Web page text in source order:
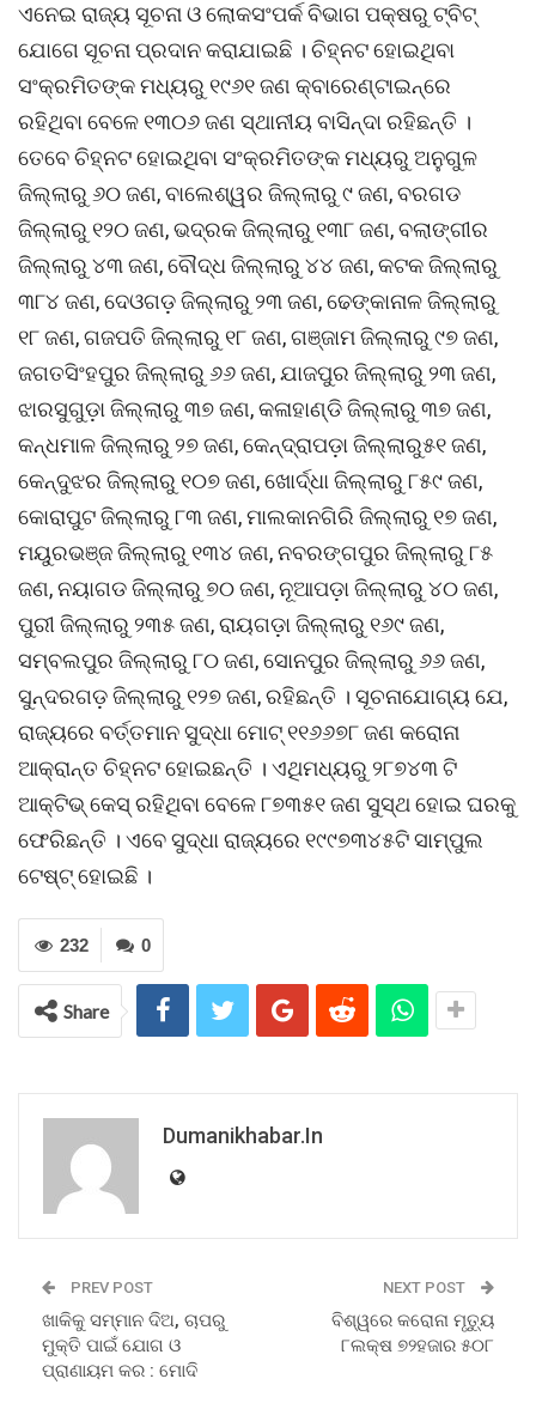
ଏନେଇ ରାଜ୍ୟ ସୂଚନା ଓ ଲୋକସଂପର୍କ ବିଭାଗ ପକ୍ଷରୁ ଟ୍ବିଟ୍
ଯୋଗେ ସୂଚନା ପ୍ରଦାନ କରାଯାଇଛି । ଚିହ୍ନଟ ହୋଇଥିବା
ସଂକ୍ରମିତଙ୍କ ମଧ୍ୟରୁ ୧୯୬୧ ଜଣ କ୍ବାରେଣ୍ଟାଇନ୍‌ରେ
ରହିଥିବା ବେଳେ ୧୩୦୬ ଜଣ ସ୍ଥାନୀୟ ବାସିନ୍ଦା ରହିଛନ୍ତି ।
ତେବେ ଚିହ୍ନଟ ହୋଇଥିବା ସଂକ୍ରମିତଙ୍କ ମଧ୍ୟରୁ ଅନୁଗୁଳ
ଜିଲ୍ଲାରୁ ୬୦ ଜଣ, ବାଲେଶ୍ୱର ଜିଲ୍ଲାରୁ ୯ ଜଣ, ବରଗଡ
ଜିଲ୍ଲାରୁ ୧୨୦ ଜଣ, ଭଦ୍ରକ ଜିଲ୍ଲାରୁ ୧୩୮ ଜଣ, ବଲାଙ୍ଗୀର
ଜିଲ୍ଲାରୁ ୪୩ ଜଣ, ବୌଦ୍ଧ ଜିଲ୍ଲାରୁ ୪୪ ଜଣ, କଟକ ଜିଲ୍ଲାରୁ
୩୮୪ ଜଣ, ଦେଓଗଡ଼ ଜିଲ୍ଲାରୁ ୨୩ ଜଣ, ଢେଙ୍କାନାଳ ଜିଲ୍ଲାରୁ
୧୮ ଜଣ, ଗଜପତି ଜିଲ୍ଲାରୁ ୧୮ ଜଣ, ଗଞ୍ଜାମ ଜିଲ୍ଲାରୁ ୯୭ ଜଣ,
ଜଗତସିଂହପୁର ଜିଲ୍ଲାରୁ ୬୬ ଜଣ, ଯାଜପୁର ଜିଲ୍ଲାରୁ ୨୩ ଜଣ,
ଝାରସୁଗୁଡ଼ା ଜିଲ୍ଲାରୁ ୩୭ ଜଣ, କଳାହାଣ୍ଡି ଜିଲ୍ଲାରୁ ୩୭ ଜଣ,
କନ୍ଧମାଳ ଜିଲ୍ଲାରୁ ୨୭ ଜଣ, କେନ୍ଦ୍ରାପଡ଼ା ଜିଲ୍ଲାରୁ୫୧ ଜଣ,
କେନ୍ଦୁଝର ଜିଲ୍ଲାରୁ ୧୦୭ ଜଣ, ଖୋର୍ଦ୍ଧା ଜିଲ୍ଲାରୁ ୮୫୯ ଜଣ,
କୋରାପୁଟ ଜିଲ୍ଲାରୁ ୮୩ ଜଣ, ମାଲକାନଗିରି ଜିଲ୍ଲାରୁ ୧୭ ଜଣ,
ମୟୁରଭଞ୍ଜ ଜିଲ୍ଲାରୁ ୧୩୪ ଜଣ, ନବରଙ୍ଗପୁର ଜିଲ୍ଲାରୁ ୮୫
ଜଣ, ନୟାଗଡ ଜିଲ୍ଲାରୁ ୭୦ ଜଣ, ନୂଆପଡ଼ା ଜିଲ୍ଲାରୁ ୪୦ ଜଣ,
ପୁରୀ ଜିଲ୍ଲାରୁ ୨୩୫ ଜଣ, ରାୟଗଡ଼ା ଜିଲ୍ଲାରୁ ୧୬୯ ଜଣ,
ସମ୍ବଲପୁର ଜିଲ୍ଲାରୁ ୮୦ ଜଣ, ସୋନପୁର ଜିଲ୍ଲାରୁ ୬୬ ଜଣ,
ସୁନ୍ଦରଗଡ଼ ଜିଲ୍ଲାରୁ ୧୨୭ ଜଣ, ରହିଛନ୍ତି । ସୂଚନାଯୋଗ୍ୟ ଯେ,
ରାଜ୍ୟରେ ବର୍ତ୍ତମାନ ସୁଦ୍ଧା ମୋଟ୍ ୧୧୬୬୭୮ ଜଣ କରୋନା
ଆକ୍ରାନ୍ତ ଚିହ୍ନଟ ହୋଇଛନ୍ତି । ଏଥିମଧ୍ୟରୁ ୨୮୭୪୩ ଟି
ଆକ୍ଟିଭ୍‌ କେସ୍‌ ରହିଥିବା ବେଳେ ୮୭୩୫୧ ଜଣ ସୁସ୍ଥ ହୋଇ ଘରକୁ
ଫେରିଛନ୍ତି । ଏବେ ସୁଦ୍ଧା ରାଜ୍ୟରେ ୧୯୯୭୩୪୫ଟି ସାମ୍ପୁଲ
ଟେଷ୍ଟ୍ ହୋଇଛି ।
0
232
Share
Dumanikhabar.in
PREV POST
ଖାକିକୁ ସମ୍ମାନ ଦିଅ, ଚାପରୁ
ମୁକ୍ତି ପାଇଁ ଯୋଗ ଓ
ପ୍ରାଣାୟମ କର : ମୋଦି
NEXT POST
ବିଶ୍ୱରେ କରୋନା ମୃତ୍ୟୁ
୮ଲକ୍ଷ ୭୨ହଜାର ୫୦୮